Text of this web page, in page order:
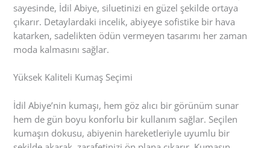
sayesinde, İdil Abiye, siluetinizi en güzel şekilde ortaya
çıkarır. Detaylardaki incelik, abiyeye sofistike bir hava
katarken, sadelikten ödün vermeyen tasarımı her zaman
moda kalmasını sağlar.
Yüksek Kaliteli Kumaş Seçimi
İdil Abiye’nin kumaşı, hem göz alıcı bir görünüm sunar
hem de gün boyu konforlu bir kullanım sağlar. Seçilen
kumaşın dokusu, abiyenin hareketleriyle uyumlu bir